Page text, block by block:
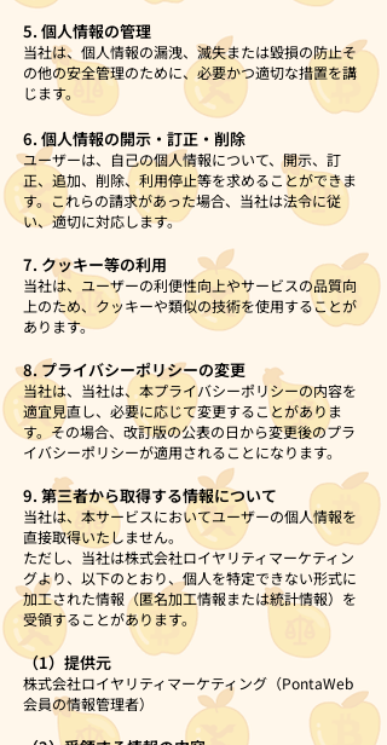
5. 個人情報の管理
当社は、個人情報の漏洩、滅失または毀損の防止そ
の他の安全管理のために、必要かつ適切な措置を講
じます。
6. 個人情報の開示・訂正・削除
ユーザーは、自己の個人情報について、開示、訂
正、追加、削除、利用停止等を求めることができま
す。これらの請求があった場合、当社は法令に従
い、適切に対応します。
7. クッキー等の利用
当社は、ユーザーの利便性向上やサービスの品質向
上のため、クッキーや類似の技術を使用することが
あります。
8. プライバシーポリシーの変更
当社は、当社は、本プライバシーポリシーの内容を
適宜見直し、必要に応じて変更することがありま
す。その場合、改訂版の公表の日から変更後のプラ
イバシーポリシーが適用されることになります。
9. 第三者から取得する情報について
当社は、本サービスにおいてユーザーの個人情報を
直接取得いたしません。
ただし、当社は株式会社ロイヤリティマーケティン
グより、以下のとおり、個人を特定できない形式に
加工された情報（匿名加工情報または統計情報）を
受領することがあります。
（1）提供元
株式会社ロイヤリティマーケティング（PontaWeb
会員の情報管理者）